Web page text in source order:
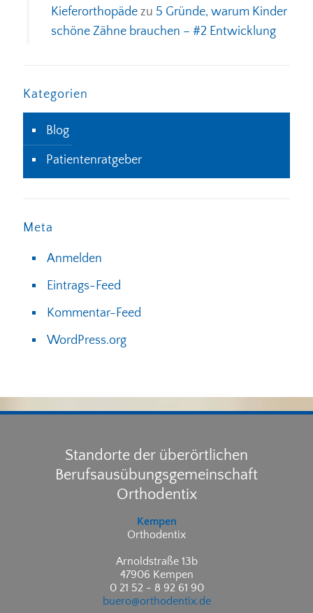
Kieferorthopäde zu 5 Gründe, warum Kinder
schöne Zähne brauchen – #2 Entwicklung
Kategorien
Blog
Patientenratgeber
Meta
Anmelden
Eintrags-Feed
Kommentar-Feed
WordPress.org
Standorte der überörtlichen
Berufsausübungsgemeinschaft
Orthodentix
Kempen
Orthodentix
Arnoldstraße 13b
47906 Kempen
0 21 52 - 8 92 61 90
buero@orthodentix.de